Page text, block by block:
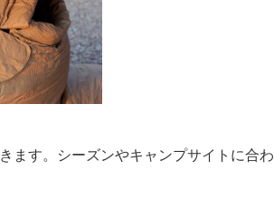
ます。シーズンやキャンプサイトに合わ